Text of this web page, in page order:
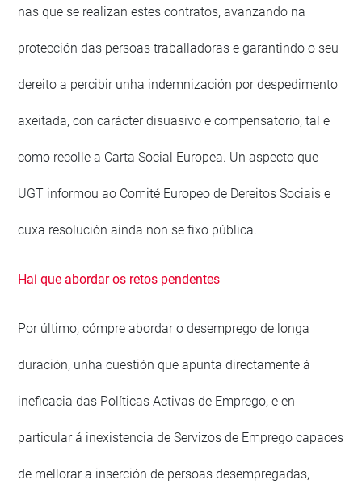
nas que se realizan estes contratos, avanzando na
protección das persoas traballadoras e garantindo o seu
dereito a percibir unha indemnización por despedimento
axeitada, con carácter disuasivo e compensatorio, tal e
como recolle a Carta Social Europea. Un aspecto que
UGT informou ao Comité Europeo de Dereitos Sociais e
cuxa resolución aínda non se fixo pública.
Hai que abordar os retos pendentes
Por último, cómpre abordar o desemprego de longa
duración, unha cuestión que apunta directamente á
ineficacia das Políticas Activas de Emprego, e en
particular á inexistencia de Servizos de Emprego capaces
de mellorar a inserción de persoas desempregadas,